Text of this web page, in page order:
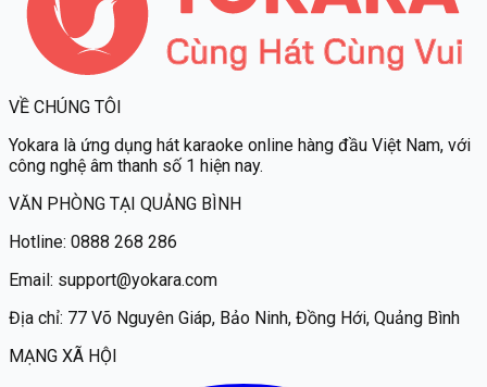
VỀ CHÚNG TÔI
Yokara là ứng dụng hát karaoke online hàng đầu Việt Nam, với
công nghệ âm thanh số 1 hiện nay.
VĂN PHÒNG TẠI QUẢNG BÌNH
Hotline: 0888 268 286
Email: support@yokara.com
Địa chỉ: 77 Võ Nguyên Giáp, Bảo Ninh, Đồng Hới, Quảng Bình
MẠNG XÃ HỘI